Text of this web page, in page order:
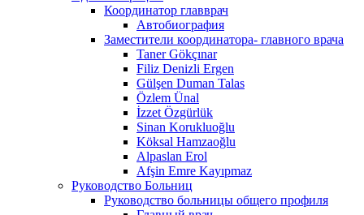
Координатор главврач
Автобиография
Заместители координатора- главного врача
Taner Gökçınar
Filiz Denizli Ergen
Gülşen Duman Talas
Özlem Ünal
İzzet Özgürlük
Sinan Korukluoğlu
Köksal Hamzaoğlu
Alpaslan Erol
Afşin Emre Kayıpmaz
Руководство Больниц
Руководство больницы общего профиля